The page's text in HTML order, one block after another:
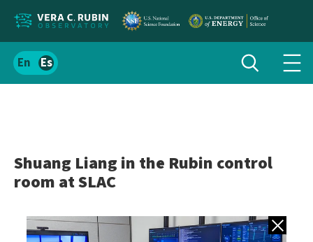
Localizar
el
Español
Alternar
búsqueda
Shuang Liang in the Rubin control
room at SLAC
Volver a